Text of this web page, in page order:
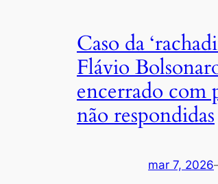
Caso da
Flávio
encerrado com
não respondidas
mar 7, 2026